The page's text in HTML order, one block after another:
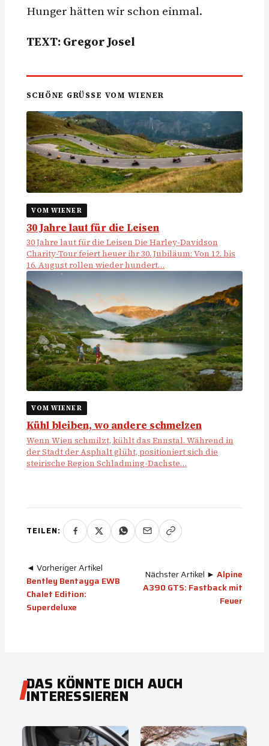
Hunger hätten wir schon einmal.
TEXT: Gregor Josel
SCHÖNE GRÜSSE VOM WIENER
VOM WIENER
30 Jahre laut für die Leisen
30 Jahre laut für die Leisen Die Harley-Davidson
Charity-Tour feiert heuer ihr 30. Jubiläum: Von 12. bis
16. August rollen wieder hundert…
VOM WIENER
Kühl bleiben, wo andere schmelzen
Wenn Wien schmilzt, kühlt das Ennstal. Während in
der Stadt der Asphalt glüht, positioniert sich die
steirische Region Schladming-Dachste…
TEILEN:
◄ Vorheriger Artikel
Bentley Bentayga EWB
Chalet Edition:
Superdeluxe
Nächster Artikel ► Alpine
A390 GTS: Fastback mit
Feuer
DAS KÖNNTE DICH AUCH
INTERESSIEREN